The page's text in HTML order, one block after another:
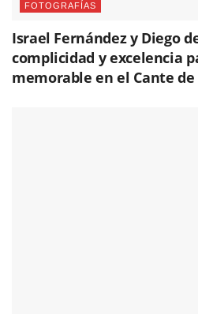
FOTOGRAFÍAS
Israel Fernández y Diego
complicidad y excelencia
memorable en el Cante